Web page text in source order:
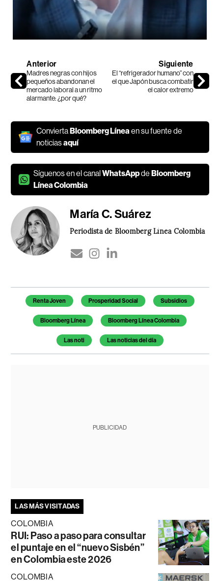
Anterior
Madres negras con hijos
pequeños abandonan el
mercado laboral a un ritmo
alarmante: ¿por qué?
Siguiente
El “refrigerador humano” con
el que Japón busca combatir
el calor extremo
ConviertaBloomberg Línea en su fuente de
noticiasaquí
Síguenos en el canalWhatsAppdeBloomberg
Línea Colombia
María C. Suárez
Periodista de Bloomberg Línea Colombia
Temas de este artículo
Renta Joven Prosperidad Social Subsidios
Bloomberg Línea Bloomberg Línea Colombia
Las noti Las noticias del día
PUBLICIDAD
LAS MÁS VISITADAS
COLOMBIA
RUI: Paso a paso para consultar
el puntaje en el “nuevo Sisbén”
en Colombia este 2026
COLOMBIA